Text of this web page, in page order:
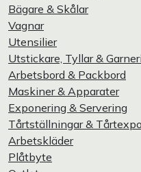
Bägare & Skålar
Vagnar
Utensilier
Utstickare, Tyllar &
Arbetsbord & Packbord
Maskiner & Apparater
Exponering & Servering
Tårtställningar &
Arbetskläder
Plåtbyte